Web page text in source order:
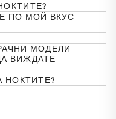
ПО МОЙ ВКУС
МОДЕЛИ
ВИЖДАТЕ
НОКТИТЕ?